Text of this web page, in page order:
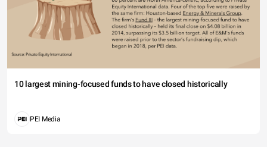
10 largest mining-focused funds to have closed historically
PEI Media